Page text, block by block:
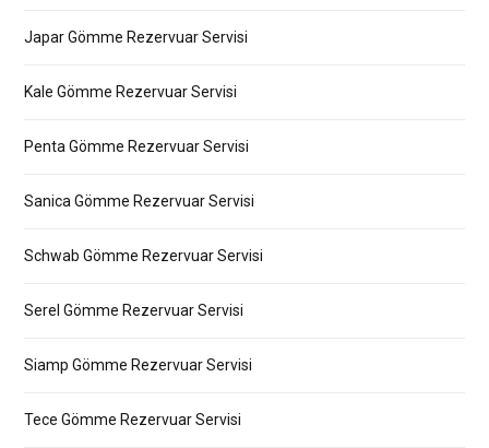
Japar Gömme Rezervuar Servisi
Kale Gömme Rezervuar Servisi
Penta Gömme Rezervuar Servisi
Sanica Gömme Rezervuar Servisi
Schwab Gömme Rezervuar Servisi
Serel Gömme Rezervuar Servisi
Siamp Gömme Rezervuar Servisi
Tece Gömme Rezervuar Servisi